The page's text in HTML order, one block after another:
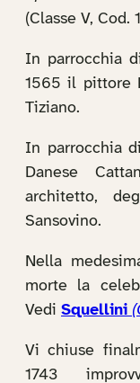
(Classe V, Cod.
In parrocchia
1565 il pittore
Tiziano.
In parrocchia
Danese
architetto,
Sansovino.
Nella
morte la
Vedi Squellini
Vi chiuse
1743